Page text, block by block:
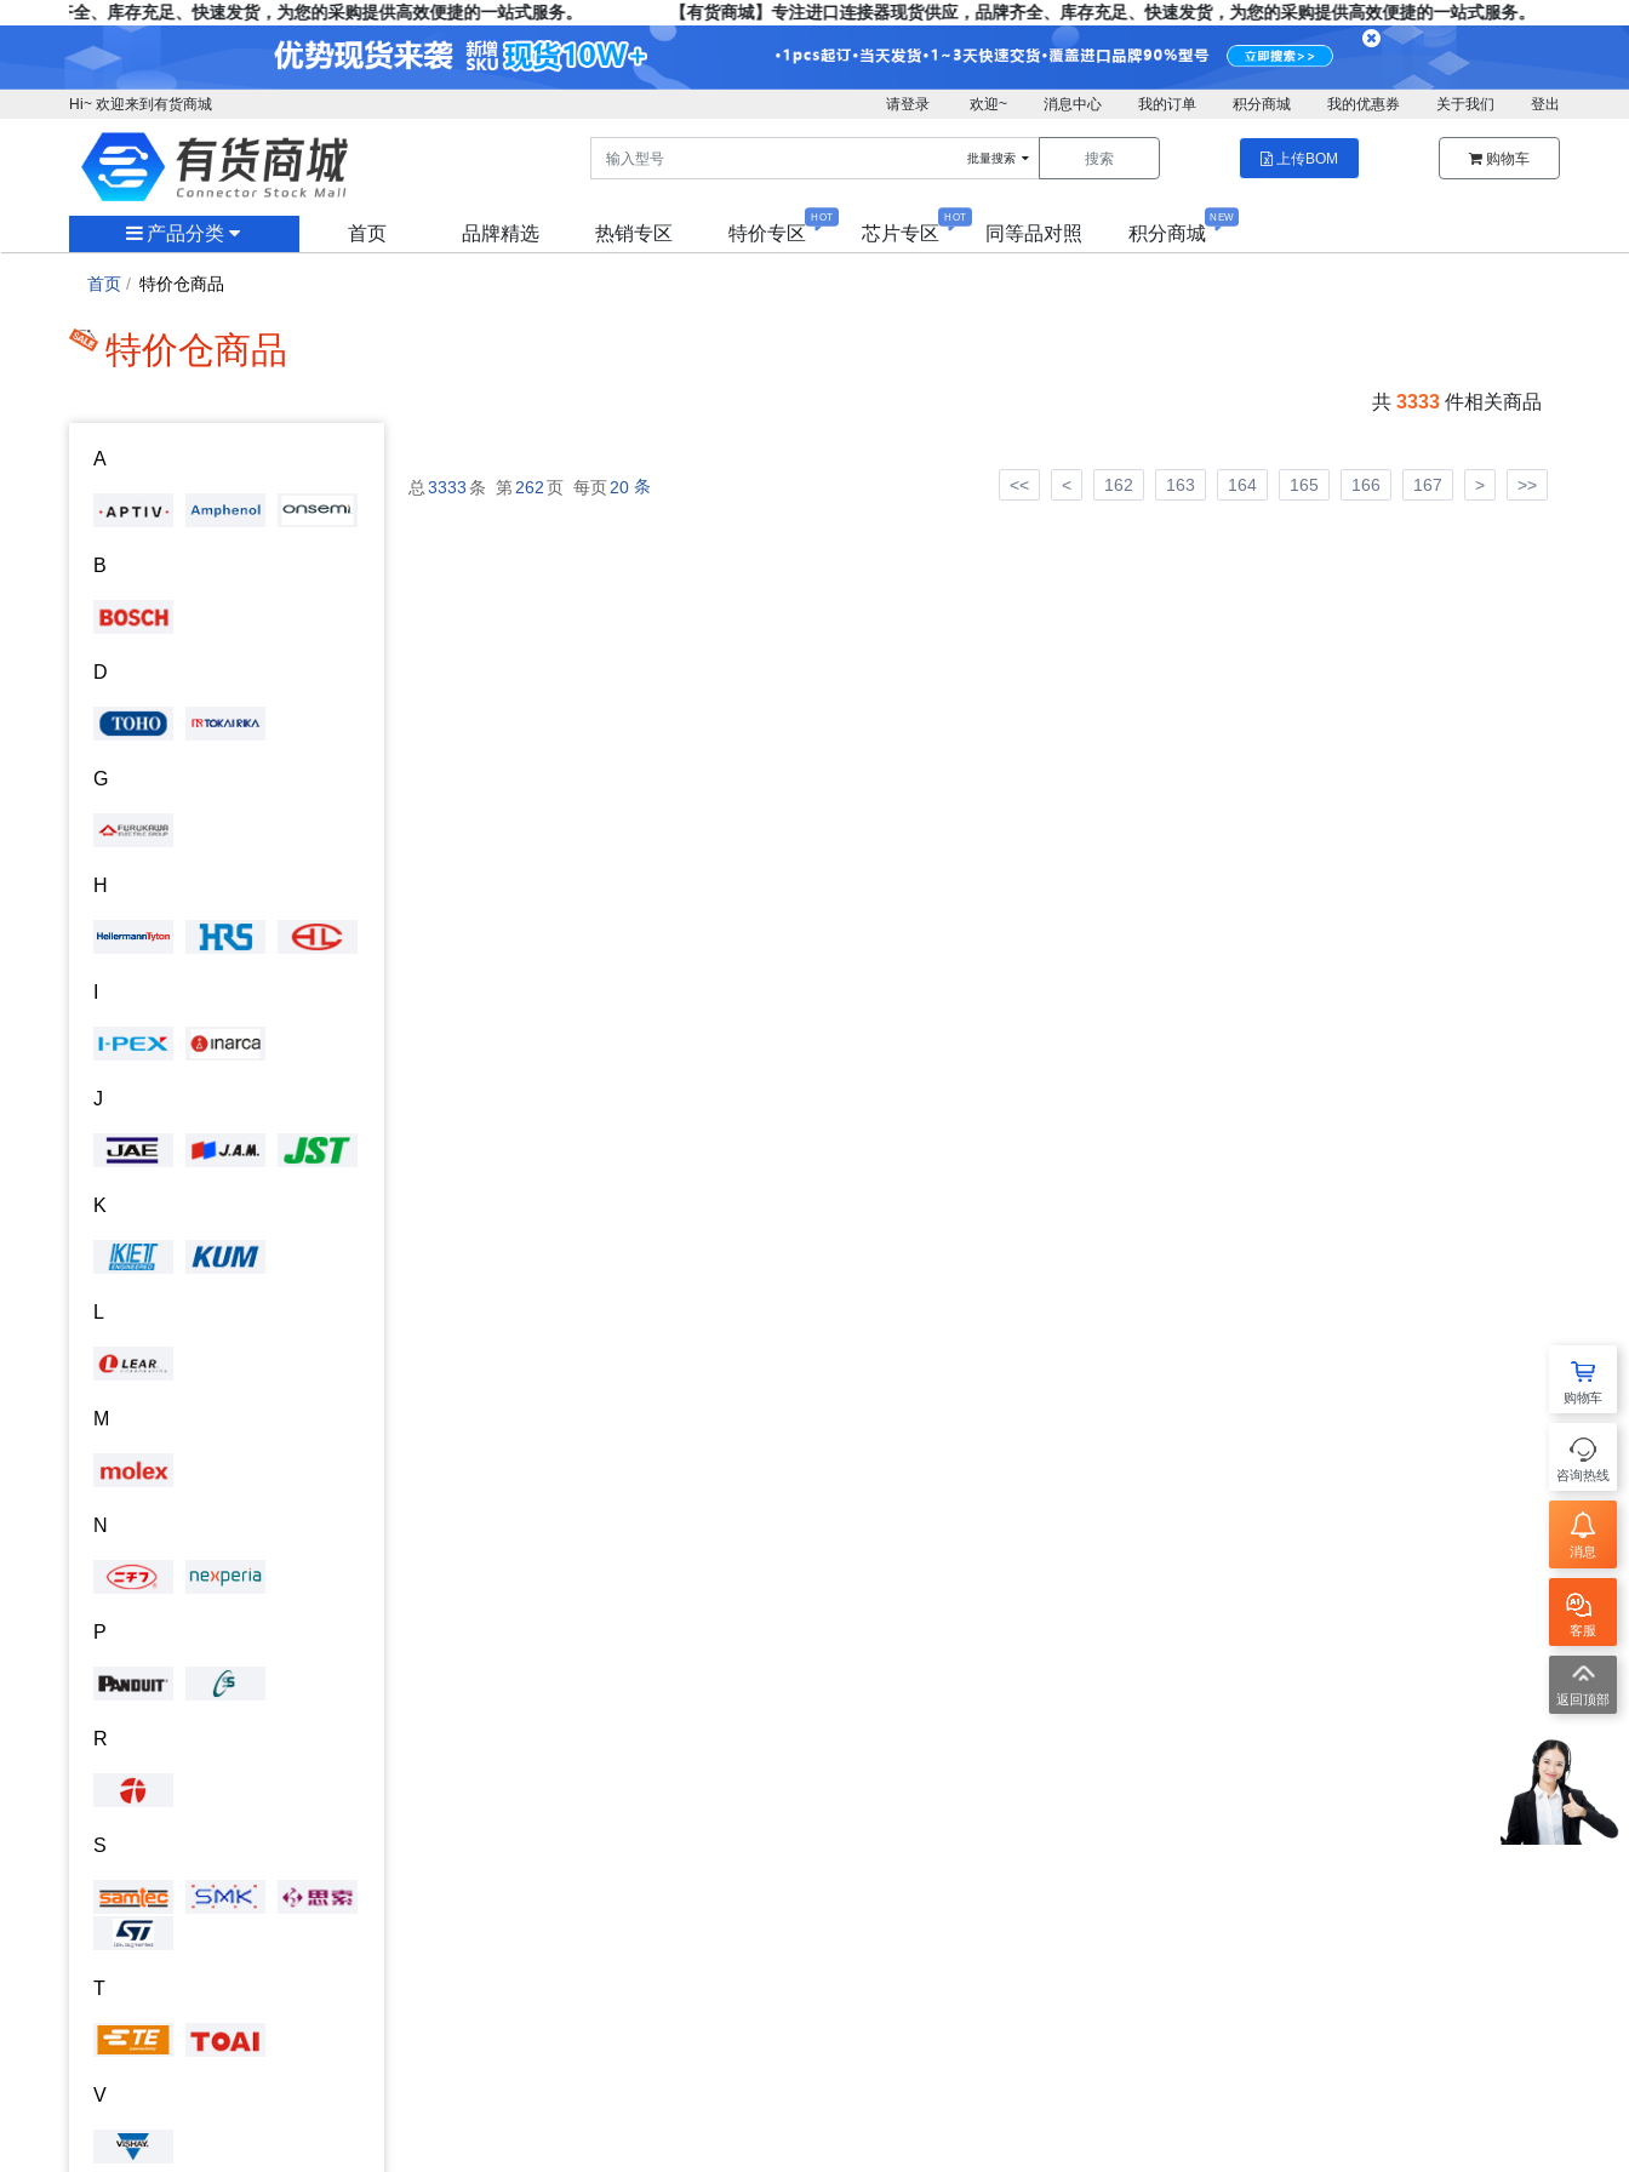
牌齐全、库存充足、快速发货，为您的采购提供高效便捷的一站式服务。 【有货商城】专注进口连接器现货供应，品牌齐全、库存充足、快速发货，为您的采购提供高效便捷的一站式服务。
Hi~ 欢迎来到有货商城 请登录 欢迎~ 消息中心 我的订单 积分商城 我的优惠券 关于我们 登出
批量搜索 搜索 上传BOM 购物车
产品分类 首页 品牌精选 热销专区 特价专区
HOT
芯片专区
HOT
同等品对照 积分商城
NEW
购物车
咨询热线
消息
客服
返回顶部
首页 / 特价仓商品
特价仓商品
A
B
D
G
H
J
K
L
M
N
P
R
S
T
V
共 3333 件相关商品
总 3333条 第262页 每页20 条 << < 162 163 164 165 166 167 > >>